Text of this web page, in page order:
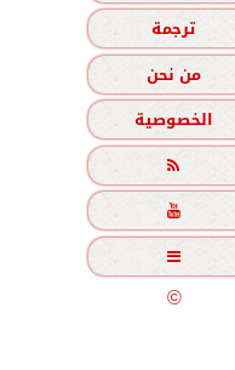
ترجمة
من نحن
الخصوصية



©